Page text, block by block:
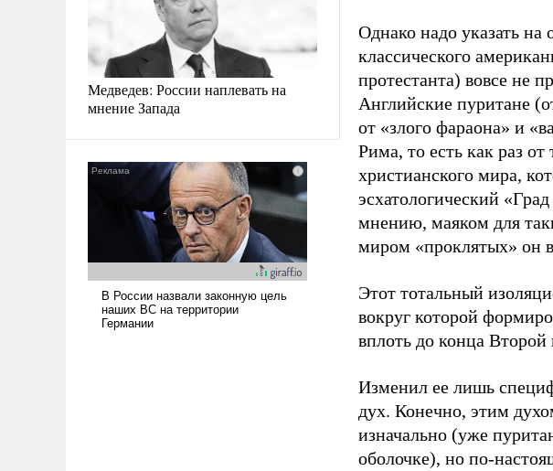
Медведев: России наплевать на
мнение Запада
Однако надо указать
классического
протестанта) вовсе не
Английские пуритане
от «злого фараона» и
Рима, то есть как раз
христианского мира,
эсхатологический
мнению, маяком для
миром «проклятых» он
Этот тотальный
вокруг которой
вплоть до конца
Изменил ее лишь
дух. Конечно, этим
изначально (уже
оболочке), но по-